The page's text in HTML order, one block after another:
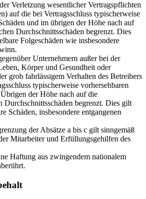
Verletzung wesentlicher Vertragspflichten
auf die bei Vertragsschluss typischerweise
und im übrigen der Höhe nach auf
Durchschnittsschäden begrenzt. Dies
Folgeschäden wie insbesondere
Unternehmern außer bei der
Körper und Gesundheit oder
grob fahrlässigem Verhalten des Betreibers
typischerweise vorhersehbaren
der Höhe nach auf die
Durchschnittsschäden begrenzt. Dies gilt
Schäden, insbesondere entgangenen
der Absätze a bis c gilt sinngemäß
Mitarbeiter und Erfüllungsgehilfen des
Haftung aus zwingendem nationalem